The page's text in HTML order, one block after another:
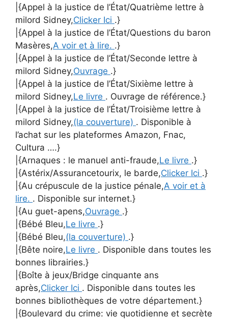
|{Appel à la justice de l’État/Quatrième lettre à
milord Sidney,Clicker Ici .}
|{Appel à la justice de l’État/Questions du baron
Masères,A voir et à lire. .}
|{Appel à la justice de l’État/Seconde lettre à
milord Sidney,Ouvrage .}
|{Appel à la justice de l’État/Sixième lettre à
milord Sidney,Le livre . Ouvrage de référence.}
|{Appel à la justice de l’État/Troisième lettre à
milord Sidney,(la couverture) . Disponible à
l’achat sur les plateformes Amazon, Fnac,
Cultura ….}
|{Arnaques : le manuel anti-fraude,Le livre .}
|{Astérix/Assurancetourix, le barde,Clicker Ici .}
|{Au crépuscule de la justice pénale,A voir et à
lire. . Disponible sur internet.}
|{Au guet-apens,Ouvrage .}
|{Bébé Bleu,Le livre .}
|{Bébé Bleu,(la couverture) .}
|{Bête noire,Le livre . Disponible dans toutes les
bonnes librairies.}
|{Boîte à jeux/Bridge cinquante ans
après,Clicker Ici . Disponible dans toutes les
bonnes bibliothèques de votre département.}
|{Boulevard du crime: vie quotidienne et secrète